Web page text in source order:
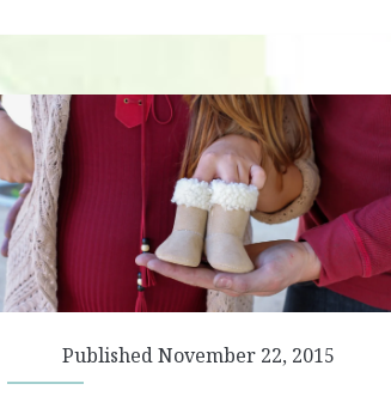
Published November 22, 2015